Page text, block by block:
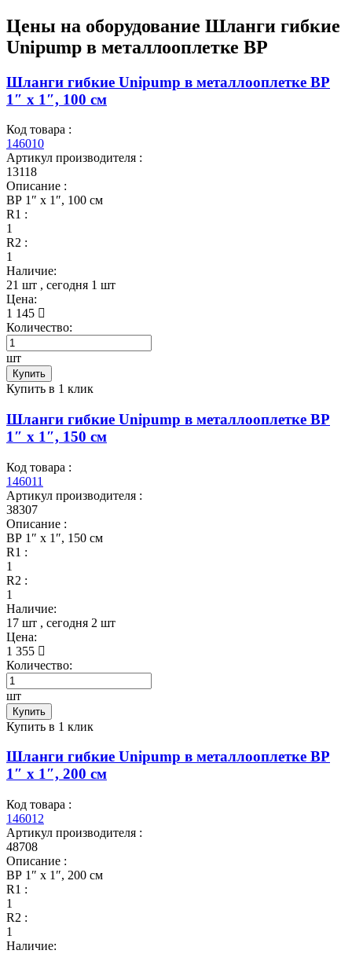
Цены на оборудование Шланги гибкие
Unipump в металлооплетке ВР
Шланги гибкие Unipump в металлооплетке ВР
1″ x 1″, 100 см
Код товара :
146010
Артикул производителя :
13118
Описание :
ВР 1″ x 1″, 100 см
R1 :
1
R2 :
1
Наличие:
21 шт , сегодня 1 шт
Цена:
1 145
Количество:
шт
Купить
Купить в 1 клик
Шланги гибкие Unipump в металлооплетке ВР
1″ x 1″, 150 см
Код товара :
146011
Артикул производителя :
38307
Описание :
ВР 1″ x 1″, 150 см
R1 :
1
R2 :
1
Наличие:
17 шт , сегодня 2 шт
Цена:
1 355
Количество:
шт
Купить
Купить в 1 клик
Шланги гибкие Unipump в металлооплетке ВР
1″ x 1″, 200 см
Код товара :
146012
Артикул производителя :
48708
Описание :
ВР 1″ x 1″, 200 см
R1 :
1
R2 :
1
Наличие: